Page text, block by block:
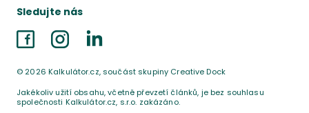
Sledujte nás
FacebookInstagramLinkedIn
© 2026 Kalkulátor.cz, součást skupiny Creative Dock
Jakékoliv užití obsahu, včetně převzetí článků, je bez souhlasu
společnosti Kalkulátor.cz, s.r.o. zakázáno.